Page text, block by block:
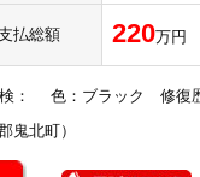
払総額 220万円
： 色：ブラック 修復
鬼北町）